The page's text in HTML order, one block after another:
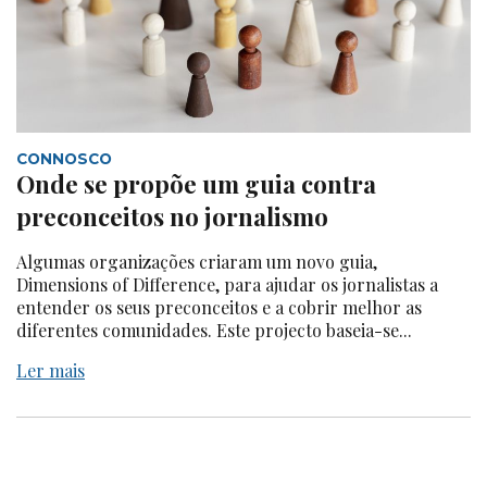
CONNOSCO
Onde se propõe um guia contra
preconceitos no jornalismo
Algumas organizações criaram um novo guia,
Dimensions of Difference, para ajudar os jornalistas a
entender os seus preconceitos e a cobrir melhor as
diferentes comunidades. Este projecto baseia-se...
Ler mais